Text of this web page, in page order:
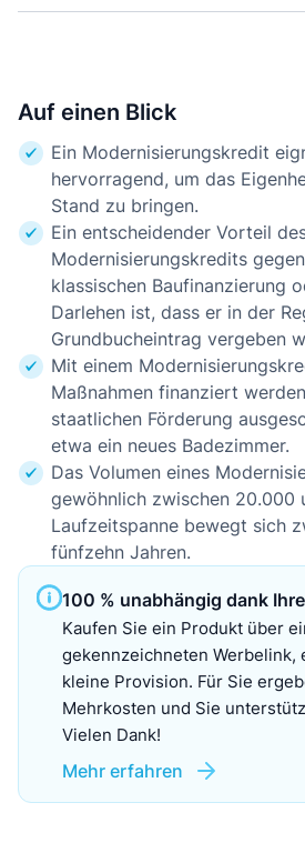
Auf einen Blick
Ein Modernisierungskredit
hervorragend, um das
Stand zu bringen.
Ein entscheidender Vorteil
Modernisierungskredits
klassischen Baufinanzierung
Darlehen ist, dass er in der
Grundbucheintrag vergeben
Mit einem
Maßnahmen finanziert
staatlichen Förderung
etwa ein neues Badezimmer.
Das Volumen eines
gewöhnlich zwischen 20.000
Laufzeitspanne bewegt sich
fünfzehn Jahren.
100 % unabhängig dank
Kaufen Sie ein Produkt über
gekennzeichneten Werbelink,
kleine Provision. Für Sie
Mehrkosten und Sie
Vielen Dank!
Mehr erfahren